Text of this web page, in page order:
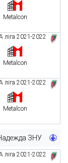
Metalcon
ліга 2021-2022
Metalcon
ліга 2021-2022
Metalcon
ЗНУ
ліга 2021-2022